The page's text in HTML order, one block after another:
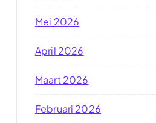
Mei 2026
April 2026
Maart 2026
Februari 2026